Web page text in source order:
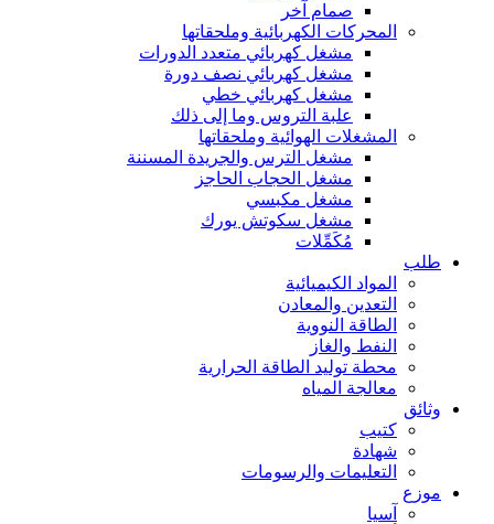
صمام آخر
المحركات الكهربائية وملحقاتها
مشغل كهربائي متعدد الدورات
مشغل كهربائي نصف دورة
مشغل كهربائي خطي
علبة التروس وما إلى ذلك
المشغلات الهوائية وملحقاتها
مشغل الترس والجريدة المسننة
مشغل الحجاب الحاجز
مشغل مكبسي
مشغل سكوتش يورك
مُكَمِّلات
طلب
المواد الكيميائية
التعدين والمعادن
الطاقة النووية
النفط والغاز
محطة توليد الطاقة الحرارية
معالجة المياه
وثائق
كتيب
شهادة
التعليمات والرسومات
موزع
آسيا